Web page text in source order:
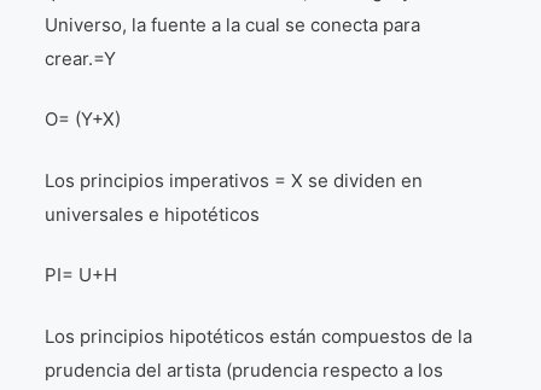
Universo, la fuente a la cual se conecta para
crear.=Y
O= (Y+X)
Los principios imperativos = X se dividen en
universales e hipotéticos
PI= U+H
Los principios hipotéticos están compuestos de la
prudencia del artista (prudencia respecto a los